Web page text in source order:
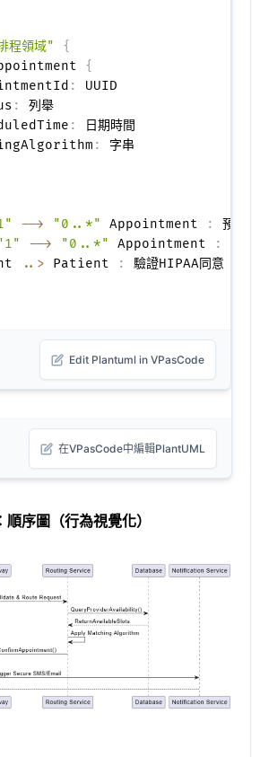
程領域"
{
{
:
UUID
:
列舉
:
日期時間
:
字串
--> "0..*" Appointment :
預約
--> "0..*" Appointment :
..> Patient :
Edit Plantuml in VPasCode
在VPasCode中編輯PlantUML
序圖（行為視覺化）